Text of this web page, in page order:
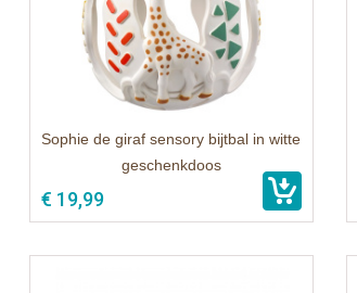
Sophie de giraf sensory bijtbal in witte
geschenkdoos
€ 19,99